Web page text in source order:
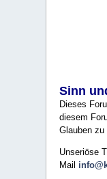
Sinn
Dieses
diesem
Glauben
Unseriöse
Mail